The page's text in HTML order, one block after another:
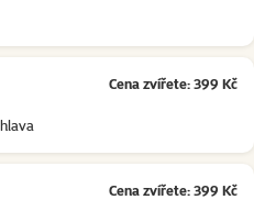
Cena zvířete: 399 Kč
Cena zvířete: 399 Kč